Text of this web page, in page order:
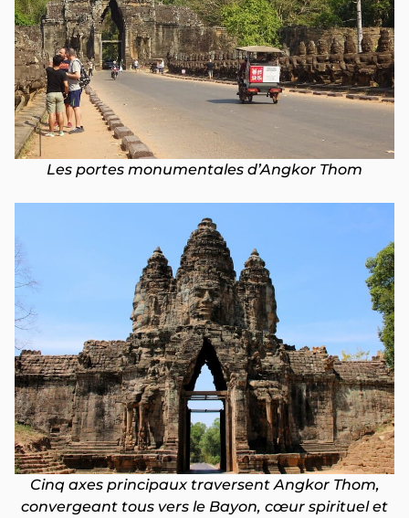
Les portes monumentales d’Angkor Thom
Cinq axes principaux traversent Angkor Thom,
convergeant tous vers le Bayon, cœur spirituel et